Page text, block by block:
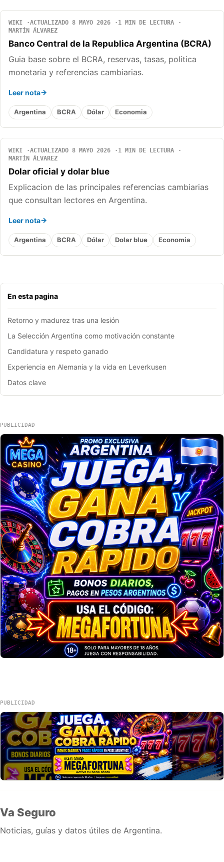
En esta pagina
Retorno y madurez tras una lesión
La Selección Argentina como motivación constante
Candidatura y respeto ganado
Experiencia en Alemania y la vida en Leverkusen
Datos clave
WIKI ACTUALIZADO 8 MAYO 2026
1 MIN DE LECTURA
MARTÍN ÁLVAREZ
Banco Central de la Republica Argentina (BCRA)
Guia base sobre el BCRA, reservas, tasas, politica
monetaria y referencias cambiarias.
Leer nota
Argentina BCRA Dólar Economia
WIKI ACTUALIZADO 8 MAYO 2026
1 MIN DE LECTURA
MARTÍN ÁLVAREZ
Dolar oficial y dolar blue
Explicacion de las principales referencias cambiarias
que consultan lectores en Argentina.
Leer nota
Argentina BCRA Dólar Dolar blue Economia
PUBLICIDAD
PUBLICIDAD
Va Seguro
Noticias, guías y datos útiles de Argentina.